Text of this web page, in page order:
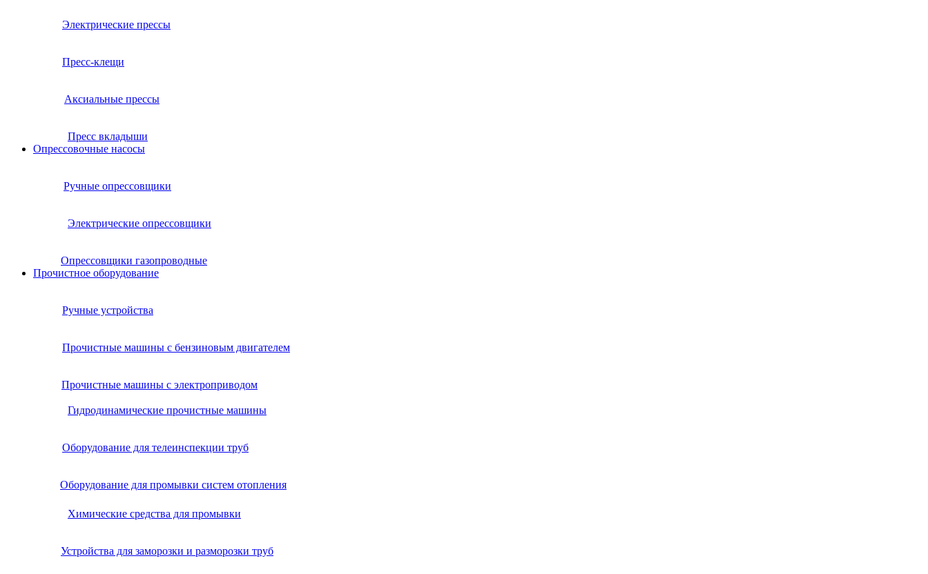
Электрические прессы
Пресс-клещи
Аксиальные прессы
Пресс вкладыши
Опрессовочные насосы
Ручные опрессовщики
Электрические опрессовщики
Опрессовщики газопроводные
Прочистное оборудование
Ручные устройства
Прочистные машины с бензиновым двигателем
Прочистные машины с электроприводом
Гидродинамические прочистные машины
Оборудование для телеинспекции труб
Оборудование для промывки систем отопления
Химические средства для промывки
Устройства для заморозки и разморозки труб